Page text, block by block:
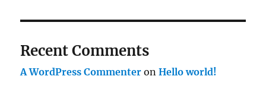
Recent Comments
A WordPress Commenter onHello world!